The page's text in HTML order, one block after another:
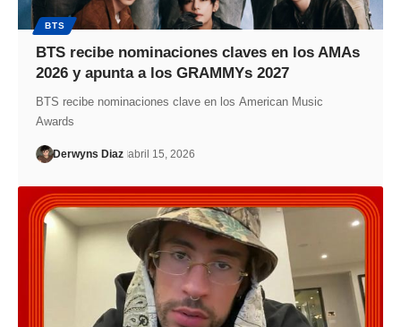
BTS
BTS recibe nominaciones claves en los AMAs
2026 y apunta a los GRAMMYs 2027
BTS recibe nominaciones clave en los American Music
Awards
Derwyns Diaz abril 15, 2026